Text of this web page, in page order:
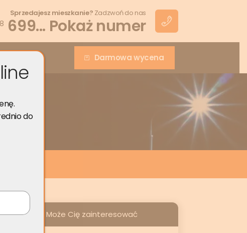
Sprzedajesz mieszkanie? Zadzwoń do nas
699... Pokaż numer
Kontakt Darmowa wycena
Może Cię zainteresować
do